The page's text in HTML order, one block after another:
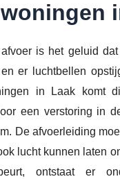
is het geluid
er luchtbellen
in Laak komt
een verstoring in
De afvoerleiding
lucht kunnen laten
ontstaat er